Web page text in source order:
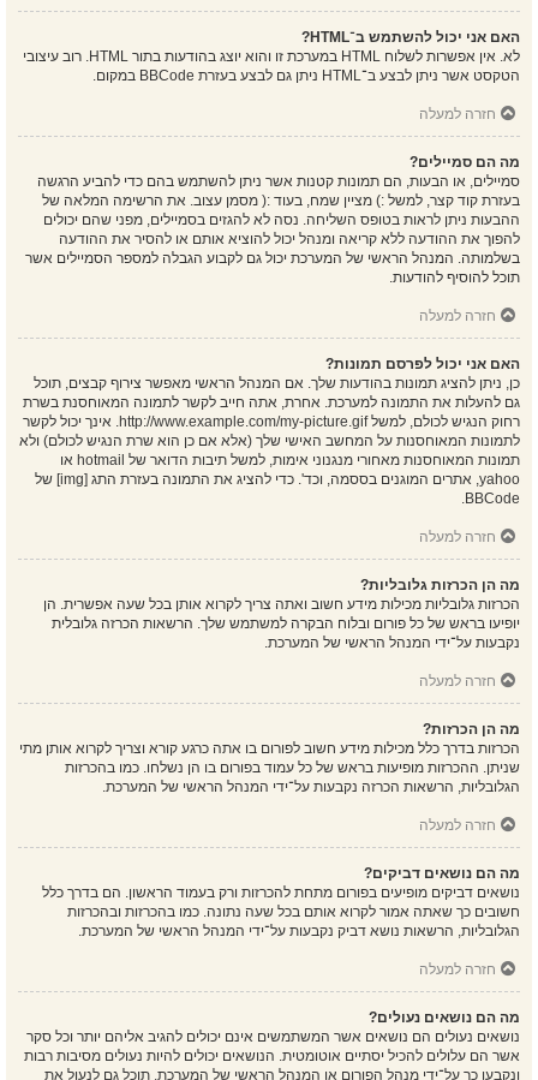
האם אני יכול להשתמש ב־HTML?
לא. אין אפשרות לשלוח HTML במערכת זו והוא יוצג בהודעות בתור HTML. רוב עיצובי
הטקסט אשר ניתן לבצע ב־HTML ניתן גם לבצע בעזרת BBCode במקום.
חזרה למעלה
מה הם סמיילים?
סמיילים, או הבעות, הם תמונות קטנות אשר ניתן להשתמש בהם כדי להביע הרגשה
בעזרת קוד קצר, למשל :) מציין שמח, בעוד :( מסמן עצוב. את הרשימה המלאה של
ההבעות ניתן לראות בטופס השליחה. נסה לא להגזים בסמיילים, מפני שהם יכולים
להפוך את ההודעה ללא קריאה ומנהל יכול להוציא אותם או להסיר את ההודעה
בשלמותה. המנהל הראשי של המערכת יכול גם לקבוע הגבלה למספר הסמיילים אשר
תוכל להוסיף להודעות.
חזרה למעלה
האם אני יכול לפרסם תמונות?
כן, ניתן להציג תמונות בהודעות שלך. אם המנהל הראשי מאפשר צירוף קבצים, תוכל
גם להעלות את התמונה למערכת. אחרת, אתה חייב לקשר לתמונה המאוחסנת בשרת
רחוק הנגיש לכולם, למשל http://www.example.com/my-picture.gif. אינך יכול לקשר
לתמונות המאוחסנות על המחשב האישי שלך (אלא אם כן הוא שרת הנגיש לכולם) ולא
תמונות המאוחסנות מאחורי מנגנוני אימות, למשל תיבות הדואר של hotmail או
yahoo, אתרים המוגנים בססמה, וכד'. כדי להציג את התמונה בעזרת התג [img] של
BBCode.
חזרה למעלה
מה הן הכרזות גלובליות?
הכרזות גלובליות מכילות מידע חשוב ואתה צריך לקרוא אותן בכל שעה אפשרית. הן
יופיעו בראש של כל פורום ובלוח הבקרה למשתמש שלך. הרשאות הכרזה גלובלית
נקבעות על־ידי המנהל הראשי של המערכת.
חזרה למעלה
מה הן הכרזות?
הכרזות בדרך כלל מכילות מידע חשוב לפורום בו אתה כרגע קורא וצריך לקרוא אותן מתי
שניתן. ההכרזות מופיעות בראש של כל עמוד בפורום בו הן נשלחו. כמו בהכרזות
הגלובליות, הרשאות הכרזה נקבעות על־ידי המנהל הראשי של המערכת.
חזרה למעלה
מה הם נושאים דביקים?
נושאים דביקים מופיעים בפורום מתחת להכרזות ורק בעמוד הראשון. הם בדרך כלל
חשובים כך שאתה אמור לקרוא אותם בכל שעה נתונה. כמו בהכרזות ובהכרזות
הגלובליות, הרשאות נושא דביק נקבעות על־ידי המנהל הראשי של המערכת.
חזרה למעלה
מה הם נושאים נעולים?
נושאים נעולים הם נושאים אשר המשתמשים אינם יכולים להגיב אליהם יותר וכל סקר
אשר הם עלולים להכיל יסתיים אוטומטית. הנושאים יכולים להיות נעולים מסיבות רבות
ונקבעו כך על־ידי מנהל הפורום או המנהל הראשי של המערכת. תוכל גם לנעול את